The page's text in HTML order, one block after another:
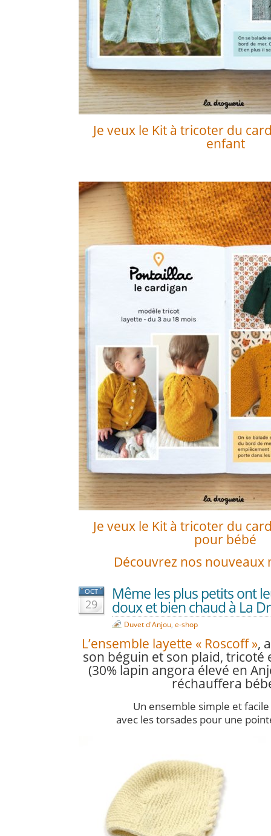
Je veux le Kit à tricoter du
enfant
Je veux le Kit à tricoter du
pour bébé
Découvrez nos nouveaux
OCT
29
Même les plus petits ont
doux et bien chaud à La
Duvet d'Anjou e-shop
L’ensemble layette « Roscoff »,
son béguin et son plaid, tricoté
(30% lapin angora élevé en
réchauffera
Un ensemble simple et
avec les torsades pour une